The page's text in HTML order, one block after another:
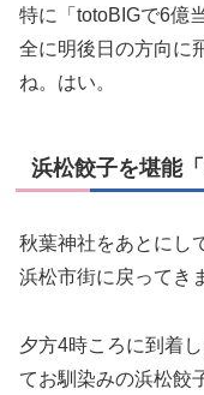
特に「totoBIGで6億
全に明後日の方向に
ね。はい。
浜松餃子を堪能「
秋葉神社をあとにし
浜松市街に戻ってき
夕方4時ころに到着
てお馴染みの浜松餃